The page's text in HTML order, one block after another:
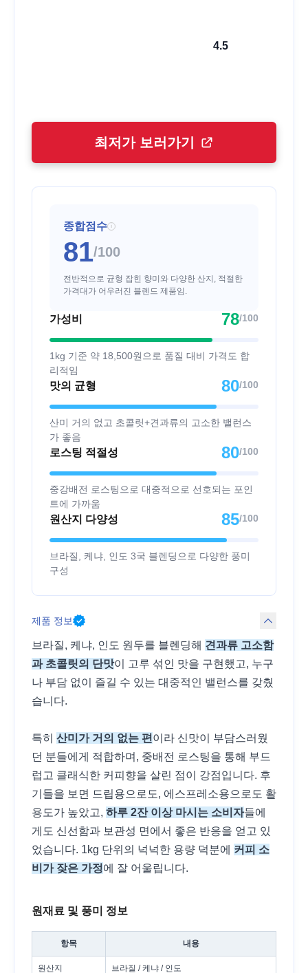
4.5
최저가 보러가기
종합점수 i
81/100
전반적으로 균형 잡힌 향미와 다양한 산지, 적절한
가격대가 어우러진 블렌드 제품임.
가성비 78/100
1kg 기준 약 18,500원으로 품질 대비 가격도 합
리적임
맛의 균형 80/100
산미 거의 없고 초콜릿+견과류의 고소한 밸런스
가 좋음
로스팅 적절성 80/100
중강배전 로스팅으로 대중적으로 선호되는 포인
트에 가까움
원산지 다양성 85/100
브라질, 케냐, 인도 3국 블렌딩으로 다양한 풍미
구성
제품 정보
브라질, 케냐, 인도 원두를 블렌딩해 견과류 고소함
과 초콜릿의 단맛이 고루 섞인 맛을 구현했고, 누구
나 부담 없이 즐길 수 있는 대중적인 밸런스를 갖췄
습니다.
특히 산미가 거의 없는 편 이라 신맛이 부담스러웠
던 분들에게 적합하며, 중배전 로스팅을 통해 부드
럽고 클래식한 커피향을 살린 점이 강점입니다. 후
기들을 보면 드립용으로도, 에스프레소용으로도 활
용도가 높았고, 하루 2잔 이상 마시는 소비자들에
게도 신선함과 보관성 면에서 좋은 반응을 얻고 있
었습니다. 1kg 단위의 넉넉한 용량 덕분에 커피 소
비가 잦은 가정에 잘 어울립니다.
원재료 및 풍미 정보
항목 내용
원산지 브라질 / 케냐 / 인도